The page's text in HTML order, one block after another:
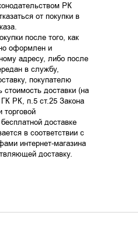
РК
от покупки в
после того, как
оформлен и
адресу, либо после
в службу,
покупателю
стоимость доставки (на
РК, п.5 ст.25 Закона
торговой
доставке
в соответствии с
интернет-магазина
доставку.